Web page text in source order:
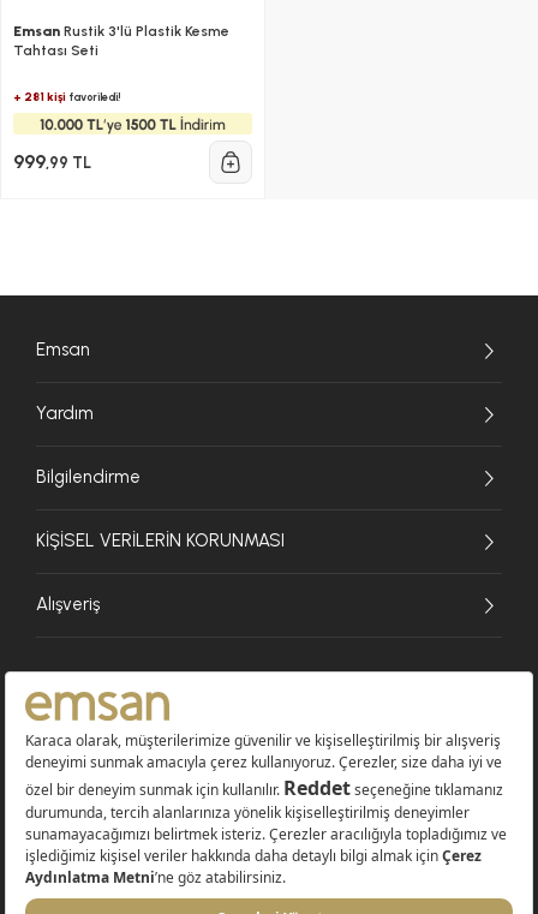
Emsan Rustik 3'lü Plastik Kesme
Tahtası Seti
+ 281 kişi favoriledi!
999,99 TL
Emsan
Yardım
Bilgilendirme
KİŞİSEL VERİLERİN KORUNMASI
Alışveriş
© 2026 EMSAN A.Ş. Tüm Hakları Saklıdır